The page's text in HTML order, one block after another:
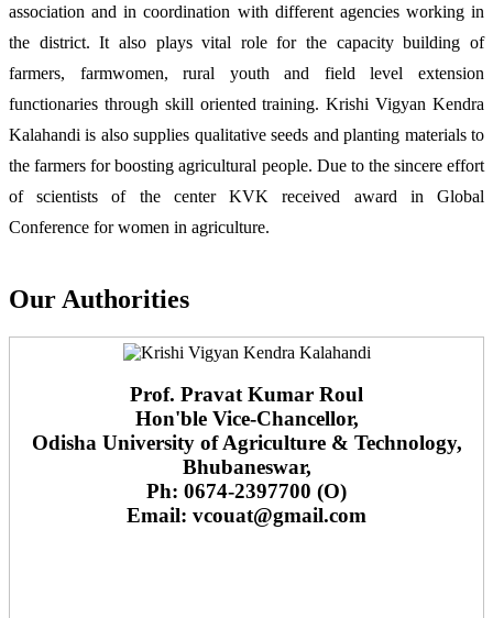
association and in coordination with different agencies working in
the district. It also plays vital role for the capacity building of
farmers, farmwomen, rural youth and field level extension
functionaries through skill oriented training. Krishi Vigyan Kendra
Kalahandi is also supplies qualitative seeds and planting materials to
the farmers for boosting agricultural people. Due to the sincere effort
of scientists of the center KVK received award in Global
Conference for women in agriculture.
Our Authorities
Prof. Pravat Kumar Roul
Hon'ble Vice-Chancellor,
Odisha University of Agriculture & Technology,
Bhubaneswar,
Ph: 0674-2397700 (O)
Email: vcouat@gmail.com